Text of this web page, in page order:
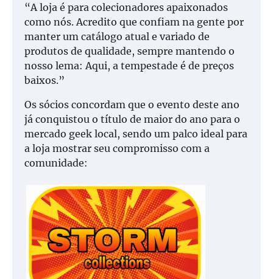
“A loja é para colecionadores apaixonados
como nós. Acredito que confiam na gente por
manter um catálogo atual e variado de
produtos de qualidade, sempre mantendo o
nosso lema: Aqui, a tempestade é de preços
baixos.”
Os sócios concordam que o evento deste ano
já conquistou o título de maior do ano para o
mercado geek local, sendo um palco ideal para
a loja mostrar seu compromisso com a
comunidade: